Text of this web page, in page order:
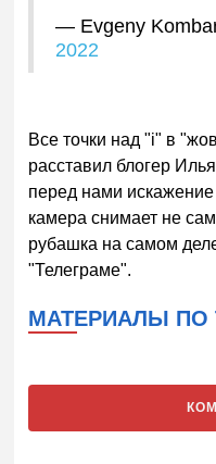
— Evgeny
2022
Все точки над "i" в
расставил блогер
перед нами искажение
камера снимает не
рубашка на самом
"Телеграме".
МАТЕРИАЛЫ ПО